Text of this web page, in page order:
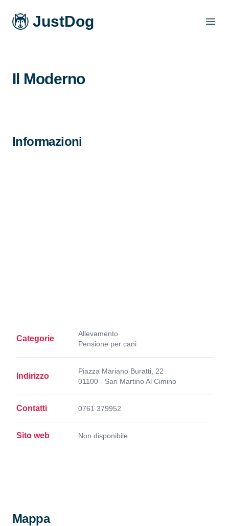
JustDog
Il Moderno
Informazioni
Categorie
Allevamento
Pensione per cani
Indirizzo
Piazza Mariano Buratti, 22
01100 - San Martino Al Cimino
Contatti 0761 379952
Sito web Non disponibile
Mappa